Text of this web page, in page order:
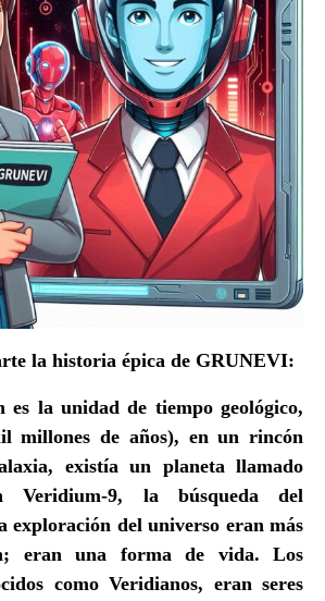
la historia épica de GRUNEVI:
es la unidad de tiempo geológico,
millones de años), en un rincón
existía un planeta llamado
9, la búsqueda del
exploración del universo eran más
eran una forma de vida. Los
comoVeridianos, eran seres